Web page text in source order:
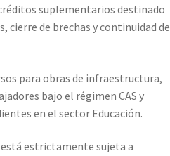
suplementarios destinado
cierre de brechas y continuidad de
para obras de infraestructura,
bajo el régimen CAS y
en el sector Educación.
estrictamente sujeta a